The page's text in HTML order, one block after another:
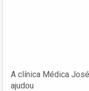
A clínica Médica
ajudou